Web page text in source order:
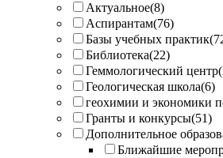
Актуальное(8)
Аспирантам(76)
Базы учебных практик
Библиотека(22)
Геммологический центр
Геологическая школа(6)
геохимии и экономики
Гранты и конкурсы(51)
Дополнительное
Ближайшие